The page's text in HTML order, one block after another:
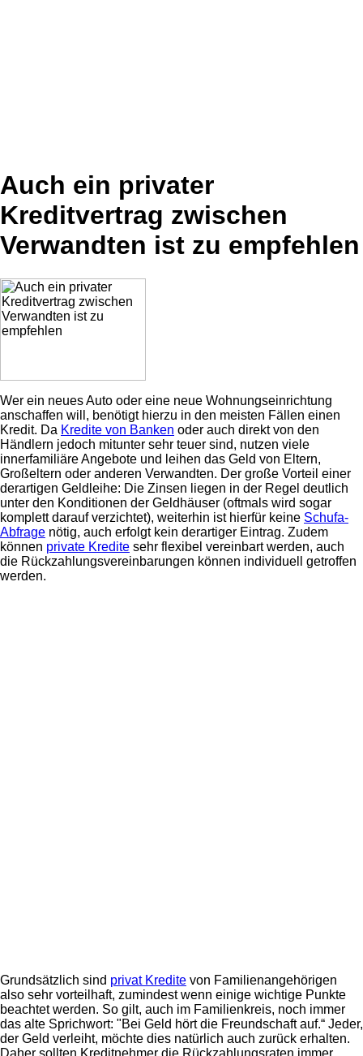
Auch ein privater
Kreditvertrag zwischen
Verwandten ist zu empfehlen
Wer ein neues Auto oder eine neue Wohnungseinrichtung
anschaffen will, benötigt hierzu in den meisten Fällen einen
Kredit. Da Kredite von Banken oder auch direkt von den
Händlern jedoch mitunter sehr teuer sind, nutzen viele
innerfamiliäre Angebote und leihen das Geld von Eltern,
Großeltern oder anderen Verwandten. Der große Vorteil einer
derartigen Geldleihe: Die Zinsen liegen in der Regel deutlich
unter den Konditionen der Geldhäuser (oftmals wird sogar
komplett darauf verzichtet), weiterhin ist hierfür keine Schufa-
Abfrage nötig, auch erfolgt kein derartiger Eintrag. Zudem
können private Kredite sehr flexibel vereinbart werden, auch
die Rückzahlungsvereinbarungen können individuell getroffen
werden.
Grundsätzlich sind privat Kredite von Familienangehörigen
also sehr vorteilhaft, zumindest wenn einige wichtige Punkte
beachtet werden. So gilt, auch im Familienkreis, noch immer
das alte Sprichwort: "Bei Geld hört die Freundschaft auf.“ Jeder,
der Geld verleiht, möchte dies natürlich auch zurück erhalten.
Daher sollten Kreditnehmer die Rückzahlungsraten immer